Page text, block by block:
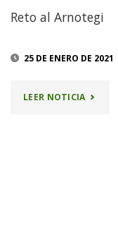
Reto al Arnotegi
25 DE ENERO DE 2021
LEER NOTICIA"RETO